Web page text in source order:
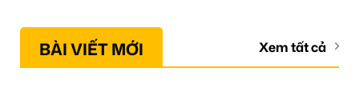
BÀI VIẾT MỚI Xem tất cả